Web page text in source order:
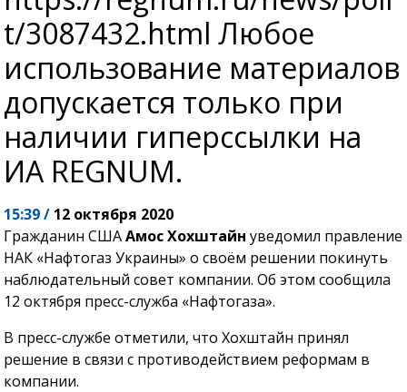
t/3087432.html Любое
использование материалов
допускается только при
наличии гиперссылки на
ИА REGNUM.
15:39 / 12 октября 2020
Гражданин СШААмос Хохштайн уведомил правление
НАК «Нафтогаз Украины» о своём решении покинуть
наблюдательный совет компании. Об этом сообщила
12 октября пресс-служба «Нафтогаза».
В пресс-службе отметили, что Хохштайн принял
решение в связи с противодействием реформам в
компании.